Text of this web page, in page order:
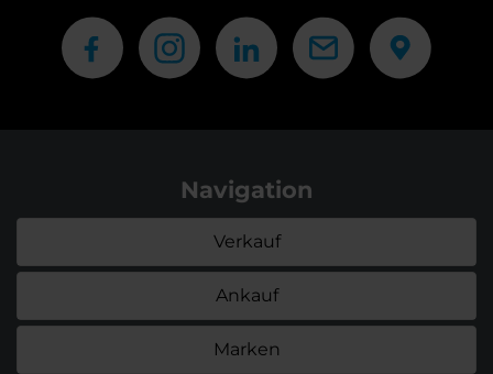
Navigation
Verkauf
Ankauf
Marken